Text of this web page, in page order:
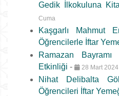
Gedik İlkokuluna
Cuma
Kaşgarlı Mahmut
Öğrencilerle İftar
Ramazan Bayramı
Etkinliği - 28 Mart
Nihat Delibalta
Öğrencileri İftar